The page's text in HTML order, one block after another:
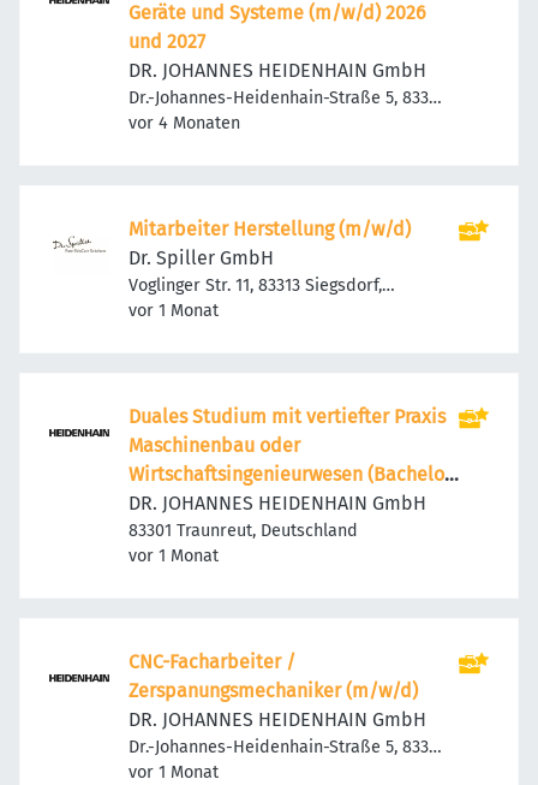
Geräte und Systeme (m/w/d) 2026
und 2027
DR. JOHANNES HEIDENHAIN GmbH
Dr.-Johannes-Heidenhain-Straße 5, 83301
Traunreut, Deutschland
Veröffentlicht:
vor 4 Monaten
Mitarbeiter Herstellung (m/w/d)
Dr. Spiller GmbH
Voglinger Str. 11, 83313 Siegsdorf,
Deutschland
Veröffentlicht
vor 1 Monat
Duales Studium mit vertiefter Praxis
Maschinenbau oder
Wirtschaftsingenieurwesen (Bachelor
/ Master)
DR. JOHANNES HEIDENHAIN GmbH
83301 Traunreut, Deutschland
Veröffentlicht
vor 1 Monat
CNC-Facharbeiter /
Zerspanungsmechaniker (m/w/d)
DR. JOHANNES HEIDENHAIN GmbH
Dr.-Johannes-Heidenhain-Straße 5, 83301
Traunreut, Deutschland
Veröffentlicht
vor 1 Monat